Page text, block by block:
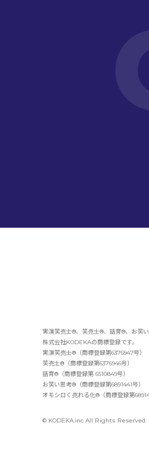
実演笑売士®、笑売士®、話育®、お笑
株式会社KODEKAの商標登録です。
実演笑売士®（商標登録第6376947号）
笑売士®（商標登録第6376946号）
話育®（商標登録第 6510849号）
お笑い思考®（商標登録第6891441号）
オモシロく売れる化®（商標登録第
© KODEKA.inc All Rights Reserved.